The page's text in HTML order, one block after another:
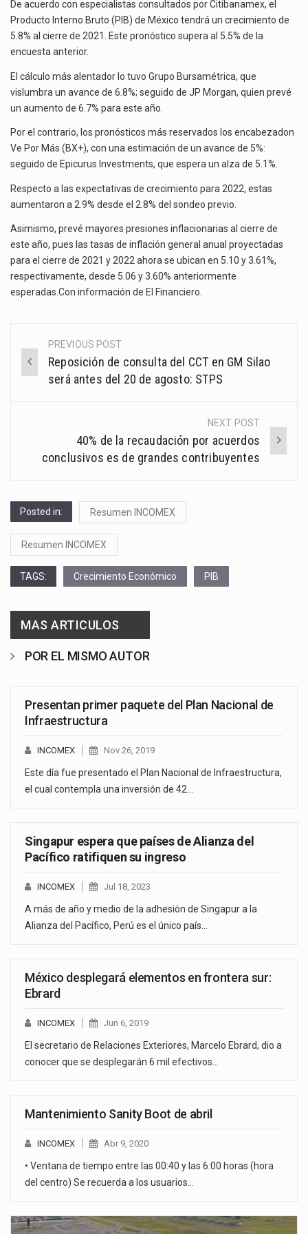
El superávit comercial de México con Estados Unidos alcanzó 102,581 millones de dólares (mdd) en…
El Tribunal Federal de Justicia Administrativa (TFJA), a través de su Segunda Sala Regional en…
ECONÓMICO
PARA
MÉXICO
De acuerdo con especialistas consultados por Citibanamex, el
Producto Interno Bruto (PIB) de México tendrá un crecimiento de
5.8% al cierre de 2021. Este pronóstico supera al 5.5% de la
encuesta anterior.
El cálculo más alentador lo tuvo Grupo Bursamétrica, que
vislumbra un avance de 6.8%; seguido de JP Morgan, quien prevé
un aumento de 6.7% para este año.
Por el contrario, los pronósticos más reservados los encabezadon
Ve Por Más (BX+), con una estimación de un avance de 5%:
seguido de Epicurus Investments, que espera un alza de 5.1%.
Respecto a las expectativas de crecimiento para 2022, estas
aumentaron a 2.9% desde el 2.8% del sondeo previo.
Asimismo, prevé mayores presiones inflacionarias al cierre de
este año, pues las tasas de inflación general anual proyectadas
para el cierre de 2021 y 2022 ahora se ubican en 5.10 y 3.61%,
respectivamente, desde 5.06 y 3.60% anteriormente
esperadas.Con información de El Financiero.
Post
navigation
PREVIOUS POST
Reposición de consulta del CCT en GM Silao
será antes del 20 de agosto: STPS
NEXT POST
40% de la recaudación por acuerdos
conclusivos es de grandes contribuyentes
Posted in: Resumen INCOMEX
Resumen INCOMEX
TAGS: Crecimiento Económico PIB
MAS ARTICULOS
POR EL MISMO AUTOR
Presentan primer paquete del Plan Nacional de
Infraestructura
INCOMEX Nov 26, 2019
Este día fue presentado el Plan Nacional de Infraestructura,
el cual contempla una inversión de 42…
Singapur espera que países de Alianza del
Pacífico ratifiquen su ingreso
INCOMEX Jul 18, 2023
A más de año y medio de la adhesión de Singapur a la
Alianza del Pacífico, Perú es el único país…
México desplegará elementos en frontera sur:
Ebrard
INCOMEX Jun 6, 2019
El secretario de Relaciones Exteriores, Marcelo Ebrard, dio a
conocer que se desplegarán 6 mil efectivos…
Mantenimiento Sanity Boot de abril
INCOMEX Abr 9, 2020
• Ventana de tiempo entre las 00:40 y las 6:00 horas (hora
del centro) Se recuerda a los usuarios…